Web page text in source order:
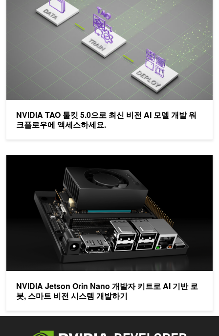
NVIDIA TAO 툴킷 5.0으로 최신 비전 AI 모델 개발 워
크플로우에 액세스하세요.
NVIDIA Jetson Orin Nano 개발자 키트로 AI 기반 로
봇, 스마트 비전 시스템 개발하기